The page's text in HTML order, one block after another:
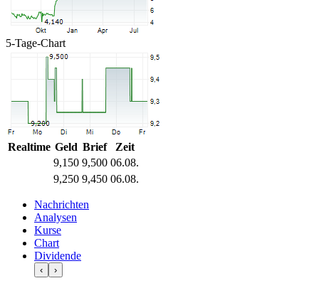
5-Tage-Chart
Realtime Geld Brief
Zeit
9,150 9,500 06.08.
9,250 9,450 06.08.
Nachrichten
Analysen
Kurse
Chart
Dividende
‹ ›